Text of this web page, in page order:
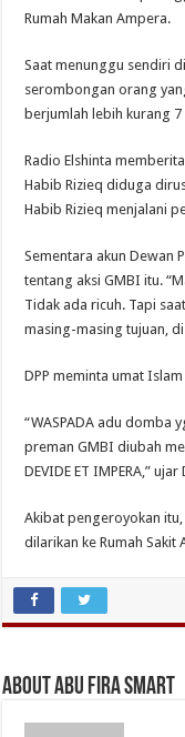
Rumah Makan Ampera.
Saat menunggu sendiri
serombongan orang
berjumlah lebih kurang
Radio Elshinta
Habib Rizieq diduga
Habib Rizieq menjalani
Sementara akun Dewan
tentang aksi GMBI itu.
Tidak ada ricuh. Tapi
masing-masing tujuan,
DPP meminta umat
“WASPADA adu domba
preman GMBI diubah
DEVIDE ET IMPERA,” ujar
Akibat pengeroyokan
dilarikan ke Rumah
About Abu Fira Smart